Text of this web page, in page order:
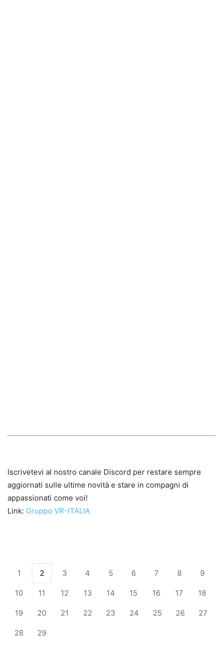
Iscrivetevi al nostro canale Discord per restare sempre
aggiornati sulle ultime novità e stare in compagni di
appassionati come voi!
Link: Gruppo VR-ITALIA
1 2 3 4 5 6 7 8 9
10 11 12 13 14 15 16 17 18
19 20 21 22 23 24 25 26 27
28 29